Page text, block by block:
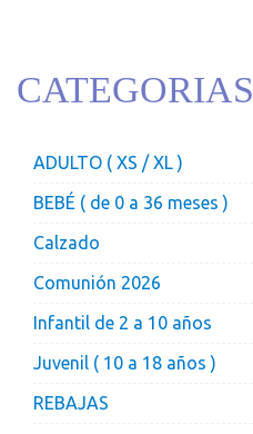
CATEGORIAS
ADULTO ( XS / XL )
BEBÉ ( de 0 a 36 meses )
Calzado
Comunión 2026
Infantil de 2 a 10 años
Juvenil ( 10 a 18 años )
REBAJAS